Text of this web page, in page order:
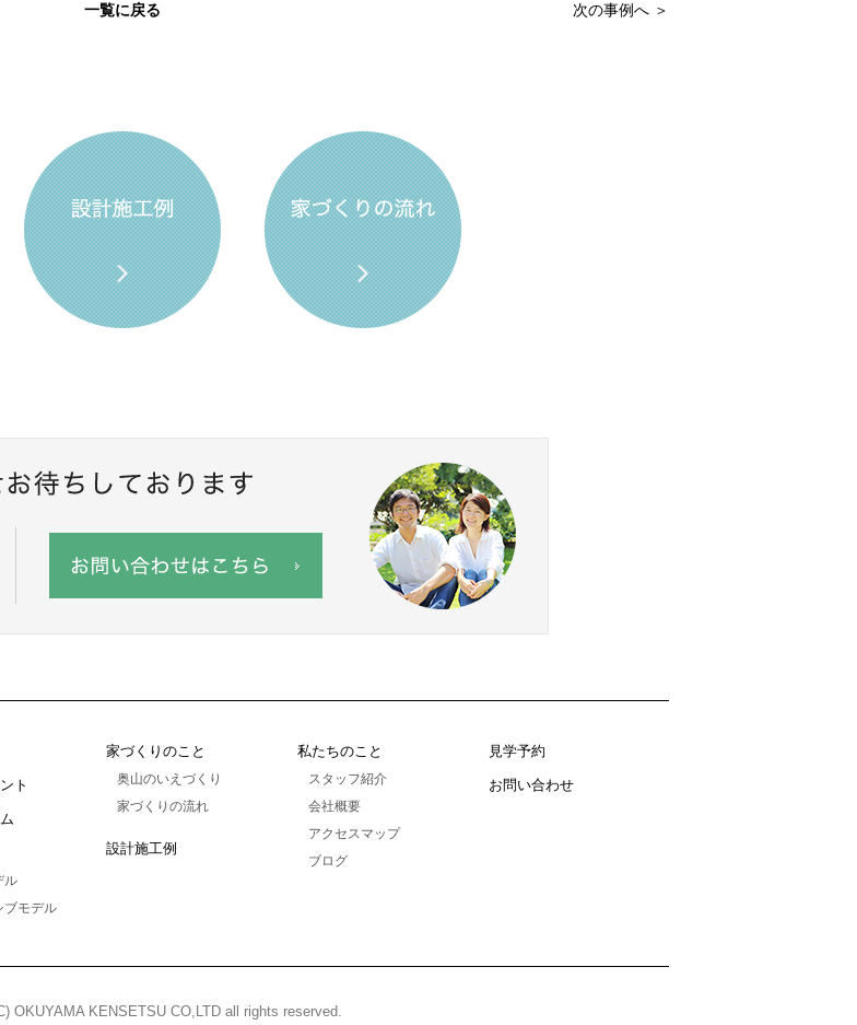
一覧に戻る 次の事例へ ＞
ト
ル
ブモデル
家づくりのこと
奥山のいえづくり
家づくりの流れ
設計施工例
私たちのこと
スタッフ紹介
会社概要
アクセスマップ
ブログ
見学予約
お問い合わせ
OKUYAMA KENSETSU CO,LTD all rights reserved.